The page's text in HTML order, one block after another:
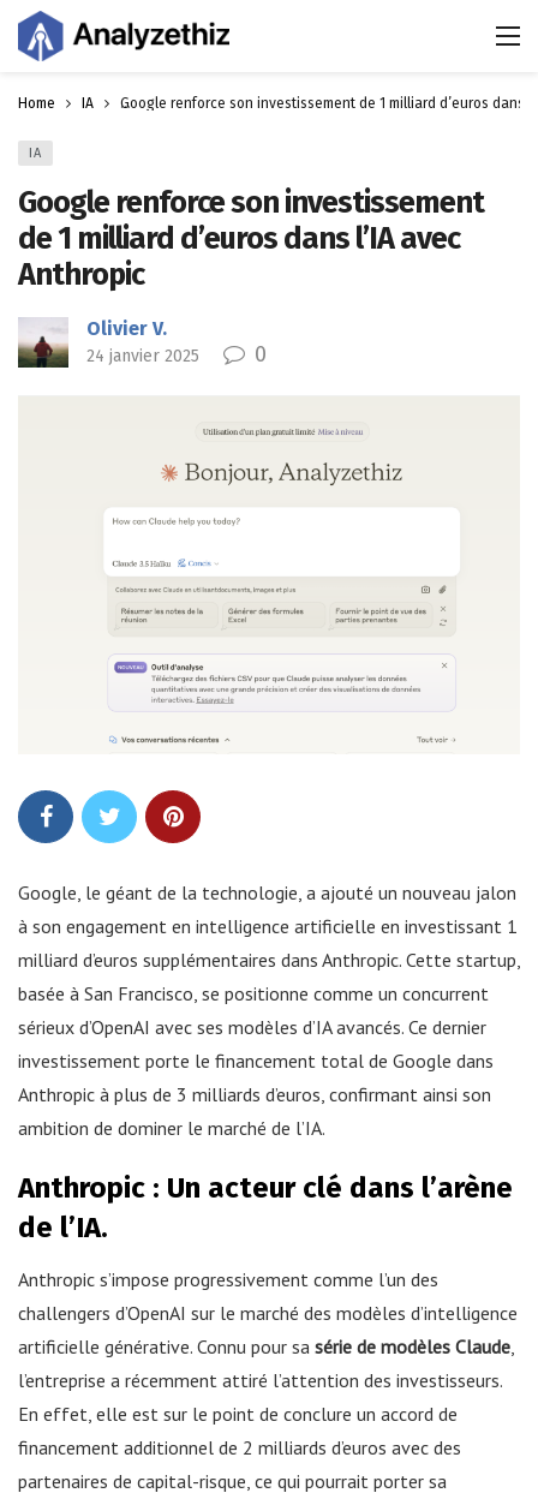
Home IA Google renforce son investissement de 1 milliard d’euros dans
IA
Google renforce son investissement
de 1 milliard d’euros dans l’IA avec
Anthropic
Olivier V.
24 janvier 2025 0
Google, le géant de la technologie, a ajouté un nouveau jalon
à son engagement en intelligence artificielle en investissant 1
milliard d’euros supplémentaires dans Anthropic. Cette startup,
basée à San Francisco, se positionne comme un concurrent
sérieux d’OpenAI avec ses modèles d’IA avancés. Ce dernier
investissement porte le financement total de Google dans
Anthropic à plus de 3 milliards d’euros, confirmant ainsi son
ambition de dominer le marché de l’IA.
Anthropic : Un acteur clé dans l’arène
de l’IA.
Anthropic s’impose progressivement comme l’un des
challengers d’OpenAI sur le marché des modèles d’intelligence
artificielle générative. Connu pour sa série de modèles Claude
l’entreprise a récemment attiré l’attention des investisseurs.
En effet, elle est sur le point de conclure un accord de
financement additionnel de 2 milliards d’euros avec des
partenaires de capital-risque, ce qui pourrait porter sa